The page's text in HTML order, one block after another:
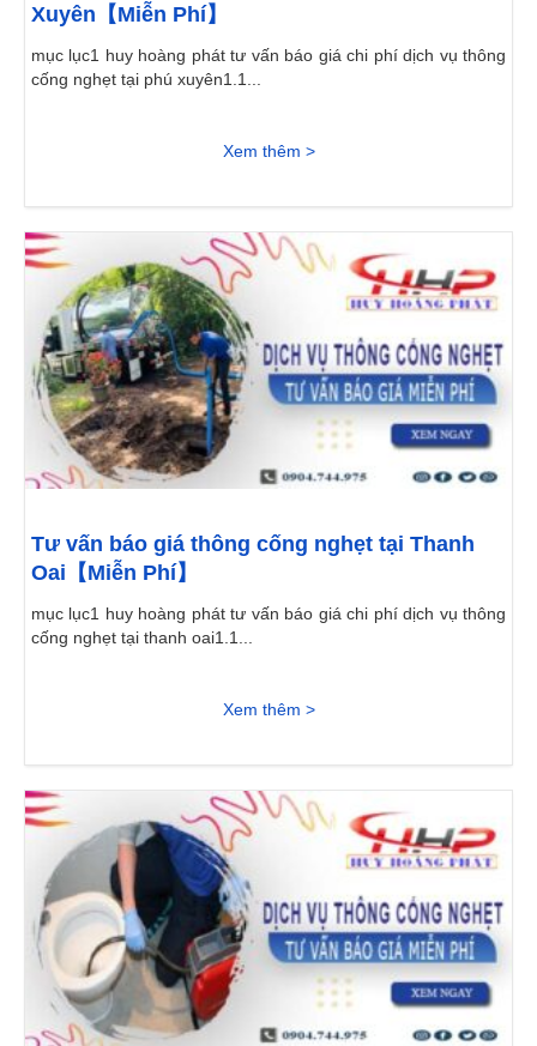
Xuyên【Miễn Phí】
mục lục1 huy hoàng phát tư vấn báo giá chi phí dịch vụ thông
cống nghẹt tại phú xuyên1.1...
Xem thêm >
Tư vấn báo giá thông cống nghẹt tại Thanh
Oai【Miễn Phí】
mục lục1 huy hoàng phát tư vấn báo giá chi phí dịch vụ thông
cống nghẹt tại thanh oai1.1...
Xem thêm >